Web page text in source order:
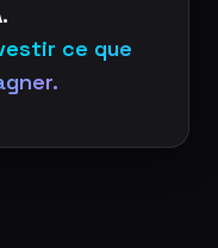
ce que